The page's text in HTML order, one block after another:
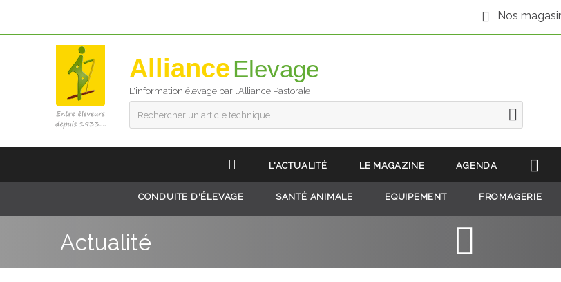
Nos
Alliance
L'information élevage par l'Alliance Pastorale
Rechercher un article technique...
L'ACTUALITÉ LE MAGAZINE AGENDA
CONDUITE D'ÉLEVAGE SANTÉ ANIMALE EQUIPEMENT FROMAGERIE
Actualité